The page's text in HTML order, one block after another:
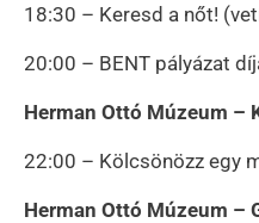
18:30 – Keresd a nőt!
20:00 – BENT pályázat
Herman Ottó Múzeum –
22:00 – Kölcsönözz egy
Herman Ottó Múzeum –